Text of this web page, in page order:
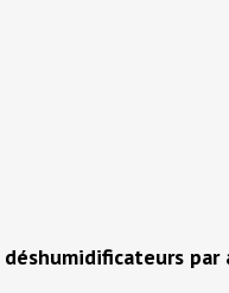
déshumidificateurs par